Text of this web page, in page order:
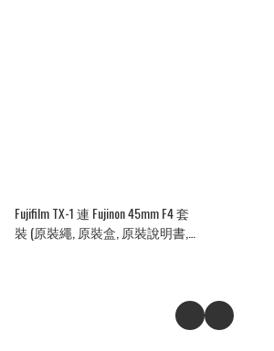
Fujifilm TX-1 連 Fujinon 45mm F4 套
裝 (原裝繩, 原裝盒, 原裝說明書,